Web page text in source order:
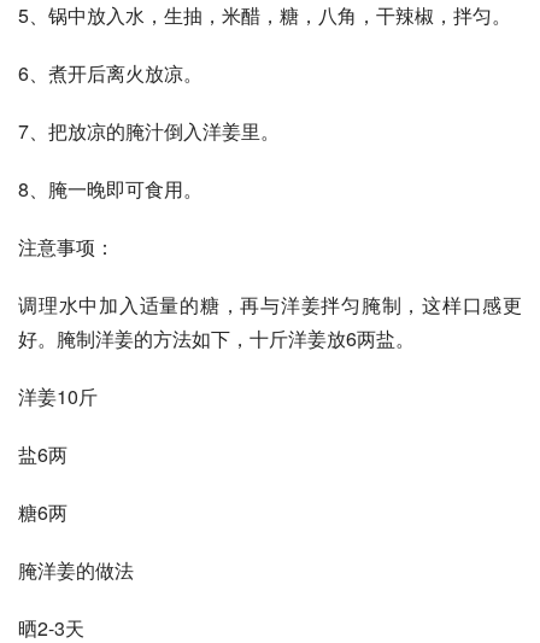
5、锅中放入水，生抽，米醋，糖，八角，干辣椒，拌匀。
6、煮开后离火放凉。
7、把放凉的腌汁倒入洋姜里。
8、腌一晚即可食用。
注意事项：
调理水中加入适量的糖，再与洋姜拌匀腌制，这样口感更
好。腌制洋姜的方法如下，十斤洋姜放6两盐。
洋姜10斤
盐6两
糖6两
腌洋姜的做法
晒2-3天